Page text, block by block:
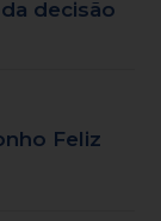
decisão
Feliz